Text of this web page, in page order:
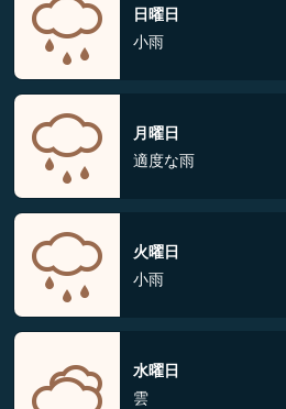
日曜日
小雨
月曜日
適度な雨
火曜日
小雨
水曜日
雲